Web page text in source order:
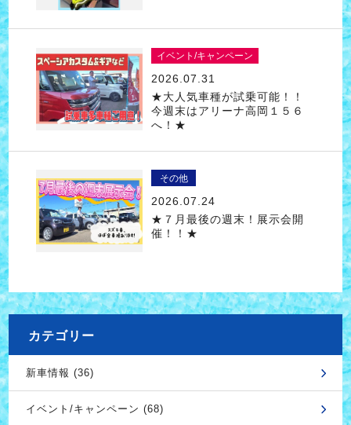
イベント/キャンペーン
2026.07.31
★大人気車種が試乗可能！！
今週末はアリーナ高岡１５６
へ！★
その他
2026.07.24
★７月最後の週末！展示会開
催！！★
カテゴリー
新車情報 (36)
イベント/キャンペーン (68)